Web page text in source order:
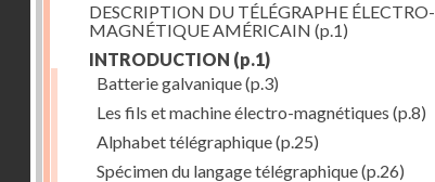
DESCRIPTION DU TÉLÉGRAPHE ÉLECTRO-
MAGNÉTIQUE AMÉRICAIN (p.1)
INTRODUCTION (p.1)
Batterie galvanique(p.3)
Les fils et machine électro-magnétiques (p.8)
Alphabet télégraphique(p.25)
Spécimen du langage télégraphique(p.26)